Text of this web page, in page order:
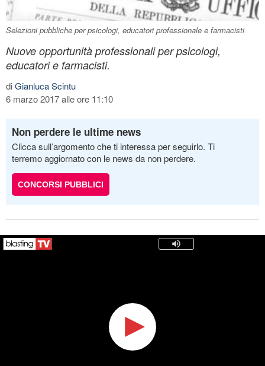
Selezioni pubbliche per psicologi, educatori professionale e farmacisti
Nuove opportunità professionali per psicologi,
educatori e farmacisti.
diGianluca Scintu
6 marzo 2017 alle ore 11:10
Non perdere le ultime news
Clicca sull’argomento che ti interessa per seguirlo. Ti
terremo aggiornato con le news da non perdere.
CONCORSI PUBBLICI